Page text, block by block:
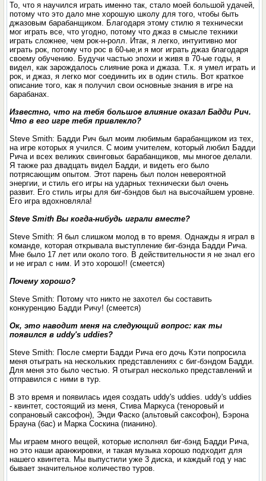
То, что я научился играть именно так, стало моей большой удачей,
потому что это дало мне хорошую школу для того, чтобы быть
джазовым барабанщиком. Благодаря этому стилю я технически
мог играть все, что угодно, потому что джаз в смысле техники
играть сложнее, чем рок-н-ролл. Итак, я легко, интуитивно мог
играть рок, потому что рос в 60-ые,и я мог играть джаз благодаря
своему обучению. Будучи частью эпохи и живя в 70-ые годы, я
видел, как зарождалось слияние рока и джаза. Т.к. я умел играть и
рок, и джаз, я легко мог соединить их в один стиль. Вот краткое
описание того, как я получил свои основные знания в игре на
барабанах.
Известно, что на тебя большое влияние оказал Бадди Рич.
Что в его игре тебя привлекло?
Steve Smith: Бадди Рич был моим любимым барабанщиком из тех,
на игре которых я учился. С моим учителем, который любил Бадди
Рича и всех великих свинговых барабанщиков, мы многое делали.
Я также раз двадцать видел Бадди, и видеть его было
потрясающим опытом. Этот парень был полон невероятной
энергии, и стиль его игры на ударных технически был очень
развит. Его стиль игры для биг-бэндов был на высочайшем уровне.
Его игра вдохновляла!
Steve Smith Вы когда-нибудь играли вместе?
Steve Smith: Я был слишком молод в то время. Однажды я играл в
команде, которая открывала выступление биг-бэнда Бадди Рича.
Мне было 17 лет или около того. В действительности я не знал его
и не играл с ним. И это хорошо!! (смеется)
Почему хорошо?
Steve Smith: Потому что никто не захотел бы составить
конкуренцию Бадди Ричу! (смеется)
Ок, это наводит меня на следующий вопрос: как ты
появился в uddy's uddies?
Steve Smith: После смерти Бадди Рича его дочь Кэти попросила
меня отыграть на нескольких представлениях с биг-бэндом Бадди.
Для меня это было честью. Я отыграл несколько представлений и
отправился с ними в тур.
В это время и появилась идея создать uddy's uddies. uddy's uddies
- квинтет, состоящий из меня, Стива Маркуса (теноровый и
сопрановый саксофон), Энди Фаско (альтовый саксофон), Бэрона
Брауна (бас) и Марка Соскина (пианино).
Мы играем много вещей, которые исполнял биг-бэнд Бадди Рича,
но это наши аранжировки, и такая музыка хорошо подходит для
нашего квинтета. Мы выпустили уже 3 диска, и каждый год у нас
бывает значительное количество туров.